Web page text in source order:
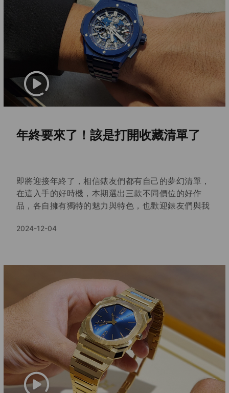
年終要來了！該是打開收藏清單了
即將迎接年終了，相信錶友們都有自己的夢幻清單，
在這入手的好時機，本期選出三款不同價位的好作
品，各自擁有獨特的魅力與特色，也歡迎錶友們與我
款。
2024-12-04